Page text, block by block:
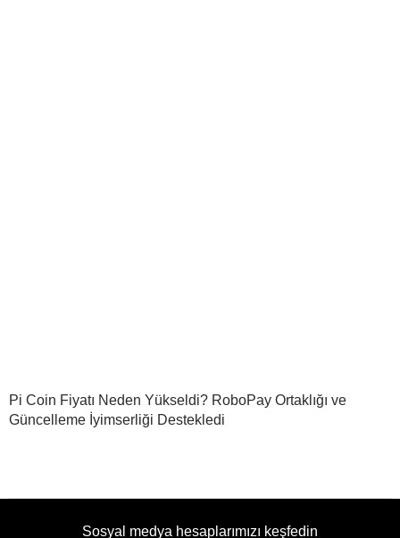
Pi Coin Fiyatı Neden Yükseldi? RoboPay Ortaklığı ve
Güncelleme İyimserliği Destekledi
Sosyal medya hesaplarımızı keşfedin